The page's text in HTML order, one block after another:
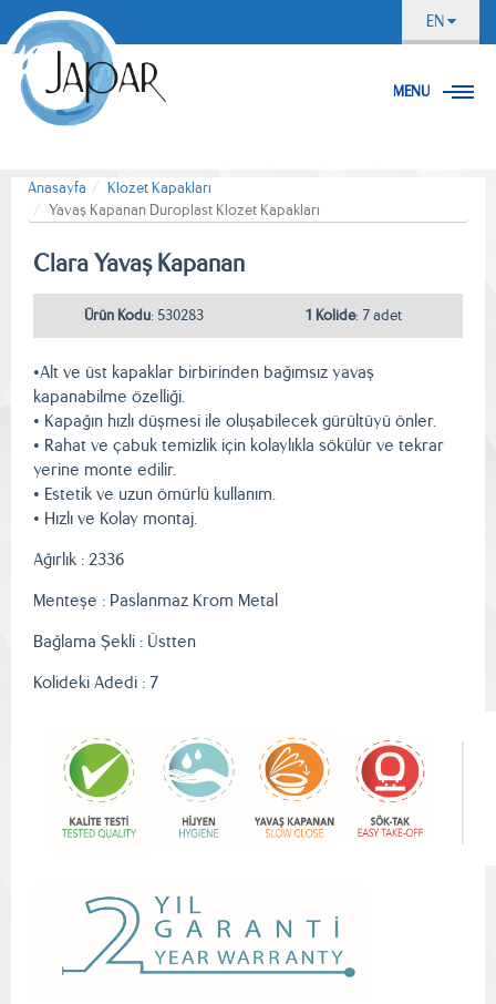
EN
MENU
Anasayfa
Klozet Kapakları
Yavaş Kapanan Duroplast Klozet Kapakları
Clara Yavaş Kapanan
Ürün Kodu: 530283 1 Kolide: 7 adet
•Alt ve üst kapaklar birbirinden bağımsız yavaş
kapanabilme özelliği.
• Kapağın hızlı düşmesi ile oluşabilecek gürültüyü önler.
• Rahat ve çabuk temizlik için kolaylıkla sökülür ve tekrar
yerine monte edilir.
• Estetik ve uzun ömürlü kullanım.
• Hızlı ve Kolay montaj.
Ağırlık : 2336
Menteşe : Paslanmaz Krom Metal
Bağlama Şekli : Üstten
Kolideki Adedi : 7